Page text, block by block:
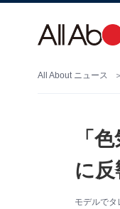
All About ニュース
「
に
モデルで